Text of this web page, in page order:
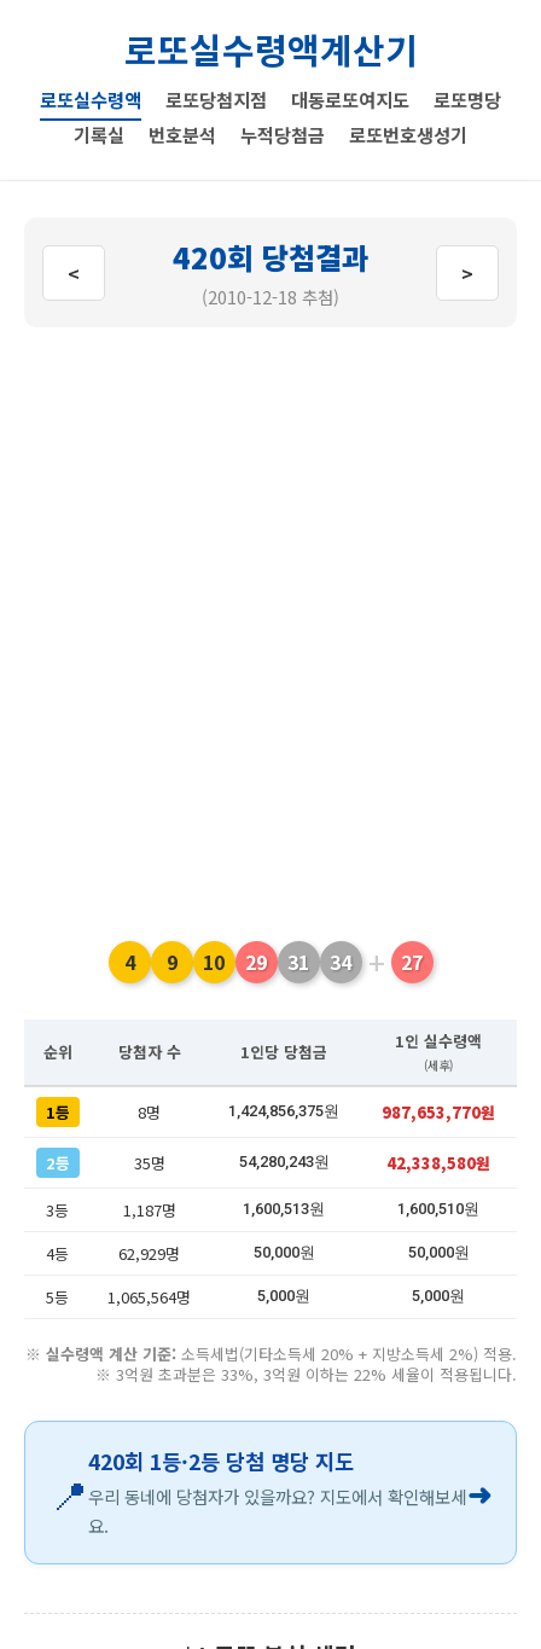
로또실수령액계산기
로또실수령액 로또당첨지점 대동로또여지도
로또명당
기록실
번호분석 누적당첨금 로또번호생성기
< 420회 당첨결과
(2010-12-18 추첨)
>
4 9 10 29 31 34 + 27
순위 당첨자 수 1인당 당첨금 1인 실수령액
(세후)
1등 8명 1,424,856,375원 987,653,770원
2등 35명 54,280,243원 42,338,580원
3등 1,187명 1,600,513원 1,600,510원
4등 62,929명 50,000원 50,000원
5등 1,065,564명 5,000원 5,000원
※ 실수령액 계산 기준: 소득세법(기타소득세 20% + 지방소득세 2%) 적용.
※ 3억원 초과분은 33%, 3억원 이하는 22% 세율이 적용됩니다.
📍
420회 1등·2등 당첨 명당 지도
우리 동네에 당첨자가 있을까요? 지도에서 확인해보세
요.
➜